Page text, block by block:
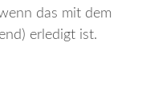
das mit dem
erledigt ist.